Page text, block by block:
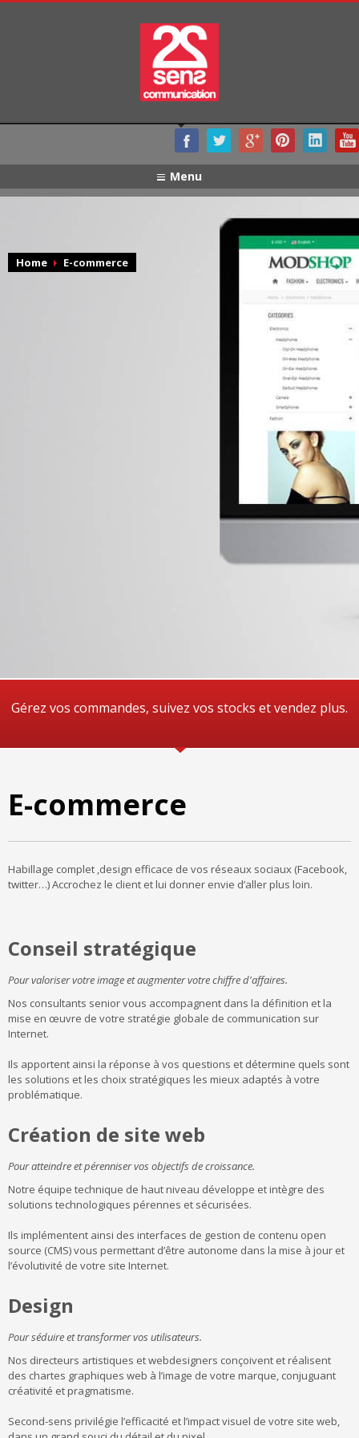
Menu
Home E-commerce
Gérez vos commandes, suivez vos stocks et vendez plus.
E-commerce
Habillage complet ,design efficace de vos réseaux sociaux (Facebook,
twitter…) Accrochez le client et lui donner envie d’aller plus loin.
Conseil stratégique
Pour valoriser votre image et augmenter votre chiffre d'affaires.
Nos consultants senior vous accompagnent dans la définition et la
mise en œuvre de votre stratégie globale de communication sur
Internet.
Ils apportent ainsi la réponse à vos questions et détermine quels sont
les solutions et les choix stratégiques les mieux adaptés à votre
problématique.
Création de site web
Pour atteindre et pérenniser vos objectifs de croissance.
Notre équipe technique de haut niveau développe et intègre des
solutions technologiques pérennes et sécurisées.
Ils implémentent ainsi des interfaces de gestion de contenu open
source (CMS) vous permettant d’être autonome dans la mise à jour et
l’évolutivité de votre site Internet.
Design
Pour séduire et transformer vos utilisateurs.
Nos directeurs artistiques et webdesigners conçoivent et réalisent
des chartes graphiques web à l’image de votre marque, conjuguant
créativité et pragmatisme.
Second-sens privilégie l’efficacité et l’impact visuel de votre site web,